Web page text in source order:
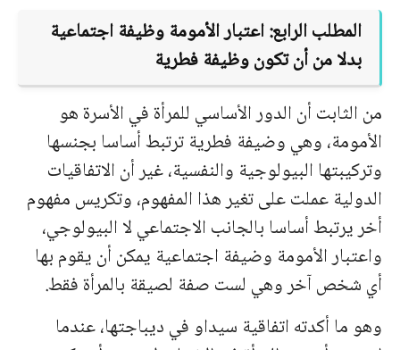
المطلب الرابع: اعتبار الأمومة وظيفة اجتماعية
بدلا من أن تكون وظيفة فطرية
من الثابت أن الدور الأساسي للمرأة في الأسرة هو
الأمومة، وهي وضيفة فطرية ترتبط أساسا بجنسها
وتركيبتها البيولوجية والنفسية، غير أن الاتفاقيات
الدولية عملت على تغير هذا المفهوم، وتكريس مفهوم
أخر يرتبط أساسا بالجانب الاجتماعي لا البيولوجي،
واعتبار الأمومة وضيفة اجتماعية يمكن أن يقوم بها
أي شخص آخر وهي لست صفة لصيقة بالمرأة فقط.
وهو ما أكدته اتفاقية سيداو في ديباجتها، عندما